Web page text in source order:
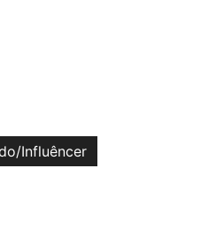
Influêncer